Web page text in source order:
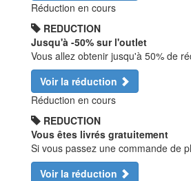
Réduction en cours
REDUCTION
Jusqu'à -50% sur l'outlet
Vous allez obtenir jusqu'à 50% de
Voir la réduction
Réduction en cours
REDUCTION
Vous êtes livrés gratuitement
Si vous passez une commande de
Voir la réduction